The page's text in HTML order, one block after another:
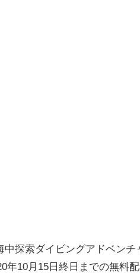
中探索ダイビングアドベンチ
年10月15日終日までの無料